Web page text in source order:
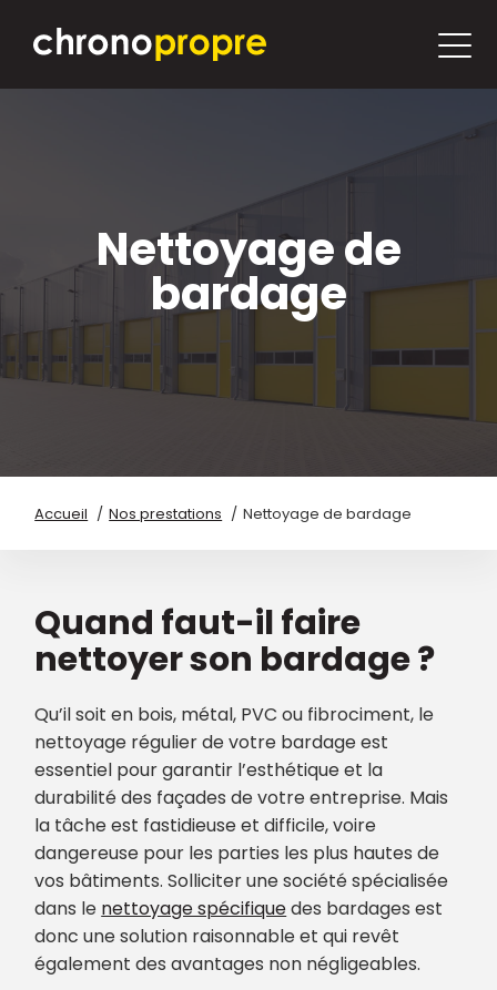
Nettoyage de
bardage
Accueil Nos prestations Nettoyage de bardage
Quand faut-il faire
nettoyer son bardage ?
Qu’il soit en bois, métal, PVC ou fibrociment, le
nettoyage régulier de votre bardage est
essentiel pour garantir l’esthétique et la
durabilité des façades de votre entreprise. Mais
la tâche est fastidieuse et difficile, voire
dangereuse pour les parties les plus hautes de
vos bâtiments. Solliciter une société spécialisée
dans le nettoyage spécifiquedes bardages est
donc une solution raisonnable et qui revêt
également des avantages non négligeables.